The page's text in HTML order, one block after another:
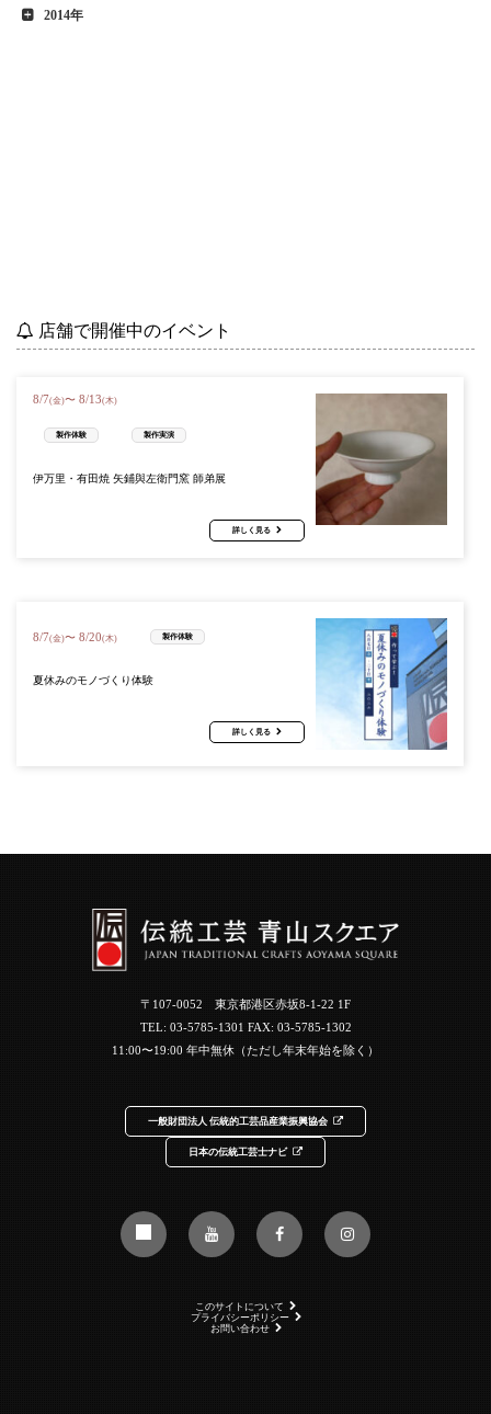
2014年
店舗で開催中のイベント
8/7(金)〜 8/13(木)
製作体験 製作実演
伊万里・有田焼 矢鋪與左衛門窯 師弟展
詳しく見る
8/7(金)〜 8/20(木) 製作体験
夏休みのモノづくり体験
詳しく見る
〒107-0052 東京都港区赤坂8-1-22 1F
TEL: 03-5785-1301 FAX: 03-5785-1302
11:00〜19:00 年中無休（ただし年末年始を除く）
一般財団法人 伝統的工芸品産業振興協会
日本の伝統工芸士ナビ
このサイトについて
プライバシーポリシー
お問い合わせ